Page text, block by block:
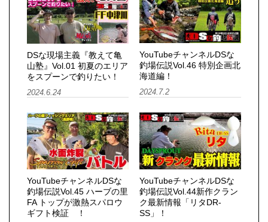
DSな現場主義『教えて亀
山塾』Vol.01 初夏のエリア
をスプーンで釣りたい！
2024.6.24
YouTubeチャンネルDSな
釣場伝説Vol.46 特別企画北
海道編！
2024.7.2
YouTubeチャンネルDSな
釣場伝説Vol.45 ハーブの里
FA トップが激熱スパロウ
ギフト検証 ！
YouTubeチャンネルDSな
釣場伝説Vol.44新作クラン
ク最新情報「リタDR-
SS」！